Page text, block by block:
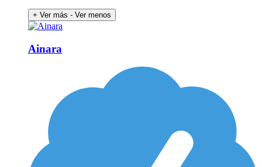
+ Ver más - Ver menos
Ainara